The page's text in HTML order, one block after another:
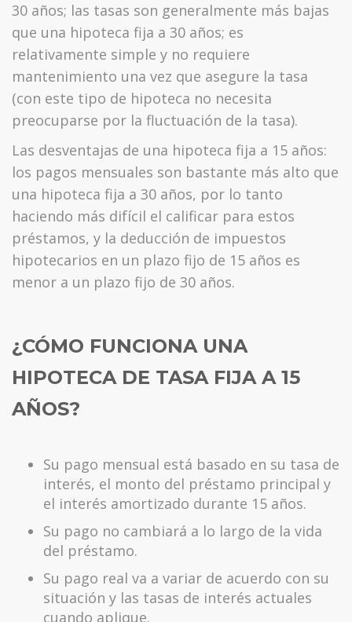
30 años; las tasas son generalmente más bajas
que una hipoteca fija a 30 años; es
relativamente simple y no requiere
mantenimiento una vez que asegure la tasa
(con este tipo de hipoteca no necesita
preocuparse por la fluctuación de la tasa).
Las desventajas de una hipoteca fija a 15 años:
los pagos mensuales son bastante más alto que
una hipoteca fija a 30 años, por lo tanto
haciendo más difícil el calificar para estos
préstamos, y la deducción de impuestos
hipotecarios en un plazo fijo de 15 años es
menor a un plazo fijo de 30 años.
¿CÓMO FUNCIONA UNA
HIPOTECA DE TASA FIJA A 15
AÑOS?
Su pago mensual está basado en su tasa de
interés, el monto del préstamo principal y
el interés amortizado durante 15 años.
Su pago no cambiará a lo largo de la vida
del préstamo.
Su pago real va a variar de acuerdo con su
situación y las tasas de interés actuales
cuando aplique.